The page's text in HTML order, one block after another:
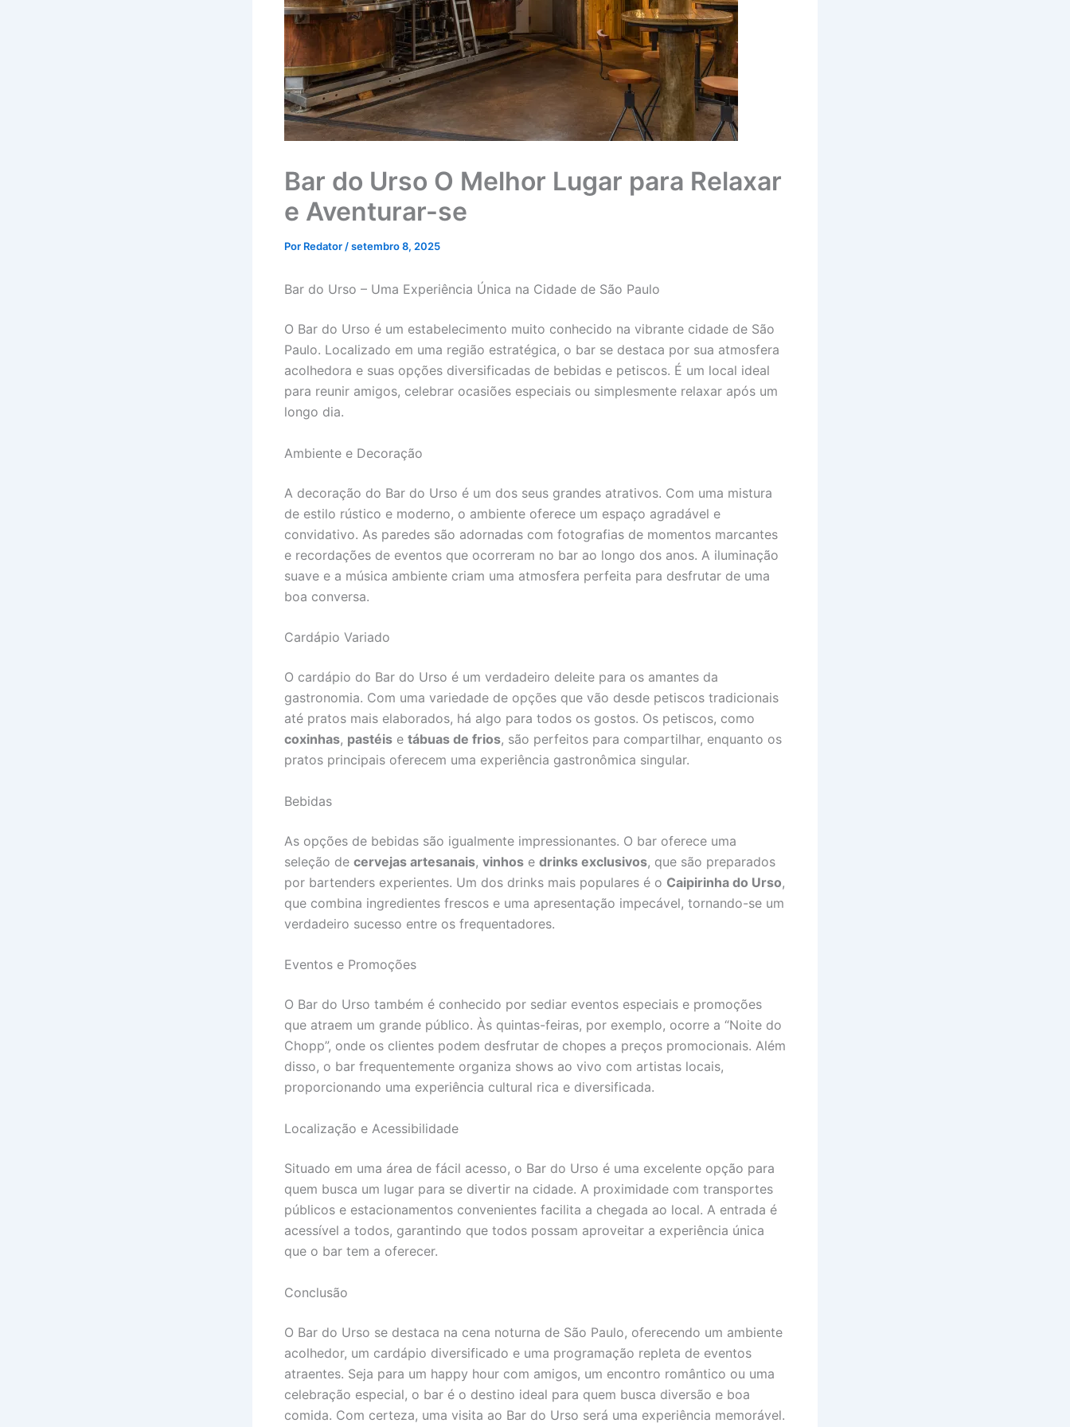
Bar do Urso O Melhor Lugar para Relaxar
e Aventurar-se
Por Redator /setembro 8, 2025
Bar do Urso – Uma Experiência Única na Cidade de São Paulo
O Bar do Urso é um estabelecimento muito conhecido na vibrante cidade de São
Paulo. Localizado em uma região estratégica, o bar se destaca por sua atmosfera
acolhedora e suas opções diversificadas de bebidas e petiscos. É um local ideal
para reunir amigos, celebrar ocasiões especiais ou simplesmente relaxar após um
longo dia.
Ambiente e Decoração
A decoração do Bar do Urso é um dos seus grandes atrativos. Com uma mistura
de estilo rústico e moderno, o ambiente oferece um espaço agradável e
convidativo. As paredes são adornadas com fotografias de momentos marcantes
e recordações de eventos que ocorreram no bar ao longo dos anos. A iluminação
suave e a música ambiente criam uma atmosfera perfeita para desfrutar de uma
boa conversa.
Cardápio Variado
O cardápio do Bar do Urso é um verdadeiro deleite para os amantes da
gastronomia. Com uma variedade de opções que vão desde petiscos tradicionais
até pratos mais elaborados, há algo para todos os gostos. Os petiscos, como
coxinhas, pastéis e tábuas de frios, são perfeitos para compartilhar, enquanto os
pratos principais oferecem uma experiência gastronômica singular.
Bebidas
As opções de bebidas são igualmente impressionantes. O bar oferece uma
seleção de cervejas artesanais, vinhos e drinks exclusivos, que são preparados
por bartenders experientes. Um dos drinks mais populares é o Caipirinha do Urso,
que combina ingredientes frescos e uma apresentação impecável, tornando-se um
verdadeiro sucesso entre os frequentadores.
Eventos e Promoções
O Bar do Urso também é conhecido por sediar eventos especiais e promoções
que atraem um grande público. Às quintas-feiras, por exemplo, ocorre a “Noite do
Chopp”, onde os clientes podem desfrutar de chopes a preços promocionais. Além
disso, o bar frequentemente organiza shows ao vivo com artistas locais,
proporcionando uma experiência cultural rica e diversificada.
Localização e Acessibilidade
Situado em uma área de fácil acesso, o Bar do Urso é uma excelente opção para
quem busca um lugar para se divertir na cidade. A proximidade com transportes
públicos e estacionamentos convenientes facilita a chegada ao local. A entrada é
acessível a todos, garantindo que todos possam aproveitar a experiência única
que o bar tem a oferecer.
Conclusão
O Bar do Urso se destaca na cena noturna de São Paulo, oferecendo um ambiente
acolhedor, um cardápio diversificado e uma programação repleta de eventos
atraentes. Seja para um happy hour com amigos, um encontro romântico ou uma
celebração especial, o bar é o destino ideal para quem busca diversão e boa
comida. Com certeza, uma visita ao Bar do Urso será uma experiência memorável.